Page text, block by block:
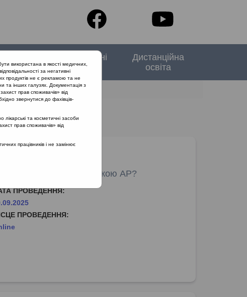
Спеціальні
випуски
Дистанційна
освіта
| Чи є ХРС маскою АР?
ПРОВЕДЕННЯ:
ПРОВЕДЕННЯ:
використана в якості медичних,
за негативні
продуктів не є рекламою та не
та інших галузях. Документація з
прав споживачів» від
звернутися до фахівців-
та косметичні засоби
прав споживачів» від
працівників і не замінює